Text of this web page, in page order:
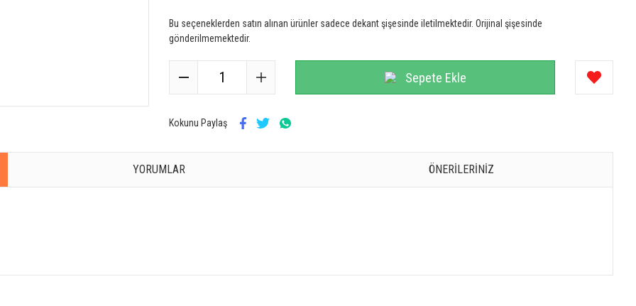
Bu seçeneklerden satın alınan ürünler sadece dekant şişesinde iletilmektedir. Orijinal şişesinde
gönderilmemektedir.
Sepete Ekle
Kokunu Paylaş
YORUMLAR ÖNERILERINIZ